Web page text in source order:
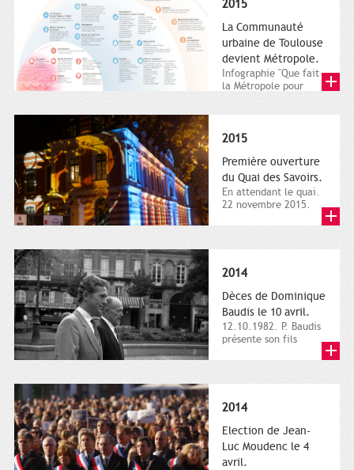
2015
La Communauté
urbaine de Toulouse
devient Métropole.
Infographie "Que fait
la Métropole pour
2015
Première ouverture
du Quai des Savoirs.
En attendant le quai.
22 novembre 2015.
2014
Dèces de Dominique
Baudis le 10 avril.
12.10.1982. P. Baudis
présente son fils
2014
Election de Jean-
Luc Moudenc le 4
avril.